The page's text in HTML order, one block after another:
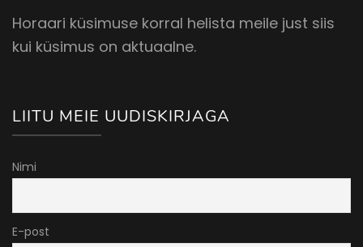
Horaari küsimuse korral helista meile just siis
kui küsimus on aktuaalne.
LIITU MEIE UUDISKIRJAGA
Nimi
E-post